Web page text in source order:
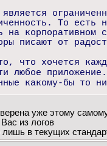
То есть
на корпоративном
писают от
что хочется
любое
какому-бы то
уже этому
из логов
в текущих